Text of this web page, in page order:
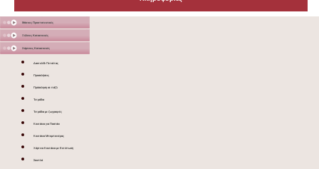
Μάσκες Προστατευτικές
Ξύλινες Κατασκευές
Χάρτινες Κατασκευές
Δακτυλίδι Πετσέτας
Προσκλήσεις
Πρόσκληση σε πάζλ
Τετράδια
Τετράδια με ζωγραφιές
Κουτάκια για Παστάκι
Κουτάκια Μπομπονιέρας
Χάρτινα Κουτάκια με Εκτύπωση
Σουπλά